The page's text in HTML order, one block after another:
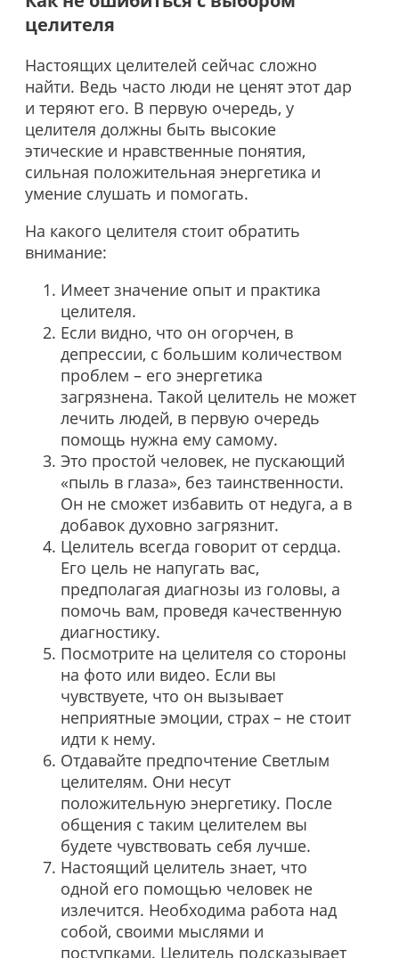
целителя
Настоящих целителей сейчас сложно
найти. Ведь часто люди не ценят этот дар
и теряют его. В первую очередь, у
целителя должны быть высокие
этические и нравственные понятия,
сильная положительная энергетика и
умение слушать и помогать.
На какого целителя стоит обратить
внимание:
Имеет значение опыт и практика
целителя.
Если видно, что он огорчен, в
депрессии, с большим количеством
проблем – его энергетика
загрязнена. Такой целитель не может
лечить людей, в первую очередь
помощь нужна ему самому.
Это простой человек, не пускающий
«пыль в глаза», без таинственности.
Он не сможет избавить от недуга, а в
добавок духовно загрязнит.
Целитель всегда говорит от сердца.
Его цель не напугать вас,
предполагая диагнозы из головы, а
помочь вам, проведя качественную
диагностику.
Посмотрите на целителя со стороны
на фото или видео. Если вы
чувствуете, что он вызывает
неприятные эмоции, страх – не стоит
идти к нему.
Отдавайте предпочтение Светлым
целителям. Они несут
положительную энергетику. После
общения с таким целителем вы
будете чувствовать себя лучше.
Настоящий целитель знает, что
одной его помощью человек не
излечится. Необходима работа над
собой, своими мыслями и
поступками. Целитель подсказывает